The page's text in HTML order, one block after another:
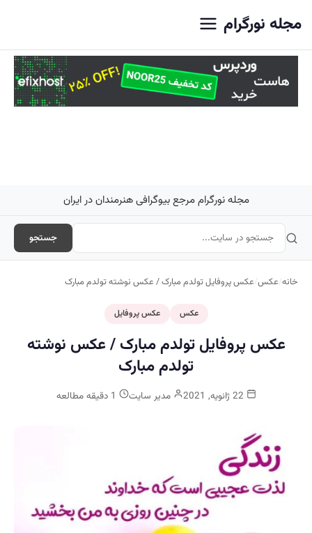
مجله نورگرام
مجله نورگرام مرجع بیوگرافی هنرمندان در ایران
جستجو
خانه/عکس/عکس پروفایل تولدم مبارک / عکس نوشته تولدم مبارک
عکس عکس پروفایل
عکس پروفایل تولدم مبارک / عکس نوشته
تولدم مبارک
مدیر سایت